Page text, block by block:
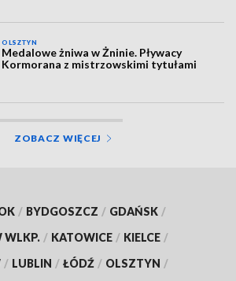
OLSZTYN
Medalowe żniwa w Żninie. Pływacy
Kormorana z mistrzowskimi tytułami
ZOBACZ WIĘCEJ
/ BYDGOSZCZ / GDAŃSK /
WLKP. / KATOWICE / KIELCE /
/ LUBLIN / ŁÓDŹ / OLSZTYN /